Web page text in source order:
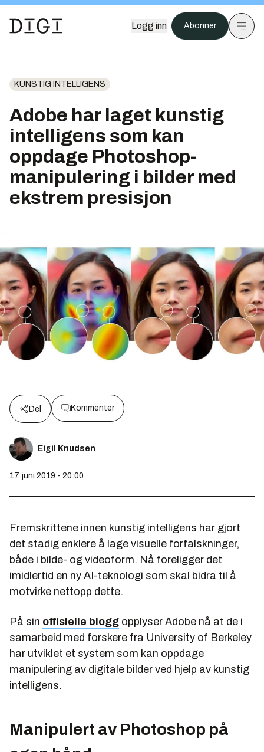
Logg inn Abonner
KUNSTIG INTELLIGENS
Adobe har laget kunstig
intelligens som kan
oppdage Photoshop-
manipulering i bilder med
ekstrem presisjon
Del Kommenter
Eigil Knudsen
17. juni 2019 - 20:00
Fremskrittene innen kunstig intelligens har gjort
det stadig enklere å lage visuelle forfalskninger,
både i bilde- og videoform. Nå foreligger det
imidlertid en ny AI-teknologi som skal bidra til å
motvirke nettopp dette.
På sin offisielle blogg opplyser Adobe nå at de i
samarbeid med forskere fra University of Berkeley
har utviklet et system som kan oppdage
manipulering av digitale bilder ved hjelp av kunstig
intelligens.
Manipulert av Photoshop på